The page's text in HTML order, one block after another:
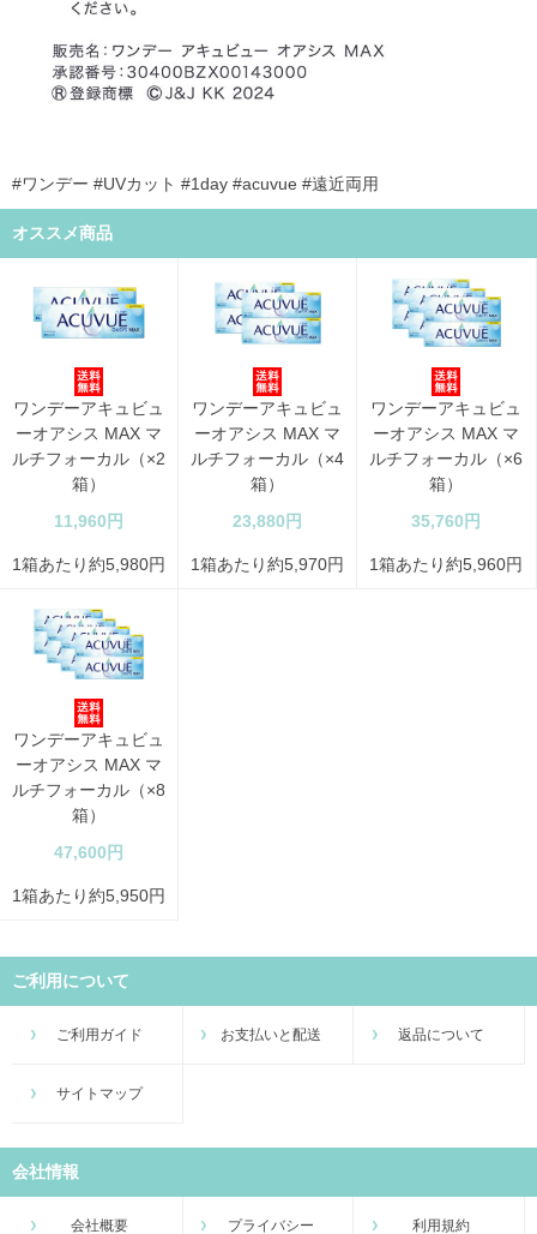
#ワンデー #UVカット #1day #acuvue #遠近両用
オススメ商品
ワンデーアキュビュ
ーオアシス MAX マ
ルチフォーカル（×2
箱）
11,960円
1箱あたり約5,980円
ワンデーアキュビュ
ーオアシス MAX マ
ルチフォーカル（×4
箱）
23,880円
1箱あたり約5,970円
ワンデーアキュビュ
ーオアシス MAX マ
ルチフォーカル（×6
箱）
35,760円
1箱あたり約5,960円
ワンデーアキュビュ
ーオアシス MAX マ
ルチフォーカル（×8
箱）
47,600円
1箱あたり約5,950円
ご利用について
ご利用ガイド お支払いと配送 返品について
サイトマップ
会社情報
会社概要 プライバシー 利用規約